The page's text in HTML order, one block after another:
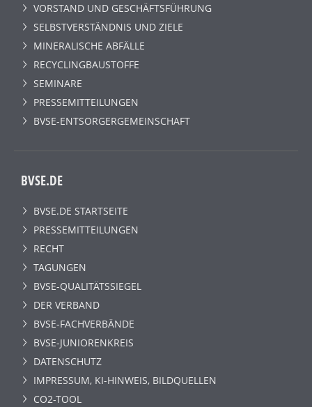
VORSTAND UND GESCHÄFTSFÜHRUNG
SELBSTVERSTÄNDNIS UND ZIELE
MINERALISCHE ABFÄLLE
RECYCLINGBAUSTOFFE
SEMINARE
PRESSEMITTEILUNGEN
BVSE-ENTSORGERGEMEINSCHAFT
BVSE.DE
BVSE.DE STARTSEITE
PRESSEMITTEILUNGEN
RECHT
TAGUNGEN
BVSE-QUALITÄTSSIEGEL
DER VERBAND
BVSE-FACHVERBÄNDE
BVSE-JUNIORENKREIS
DATENSCHUTZ
IMPRESSUM, KI-HINWEIS, BILDQUELLEN
CO2-TOOL